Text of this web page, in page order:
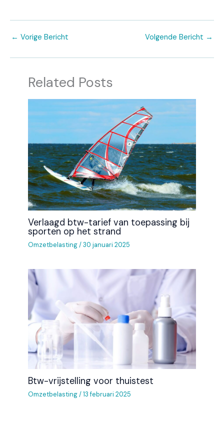
← Vorige Bericht Volgende Bericht →
Related Posts
Verlaagd btw-tarief van toepassing bij
sporten op het strand
Omzetbelasting/30 januari 2025
Btw-vrijstelling voor thuistest
Omzetbelasting/13 februari 2025